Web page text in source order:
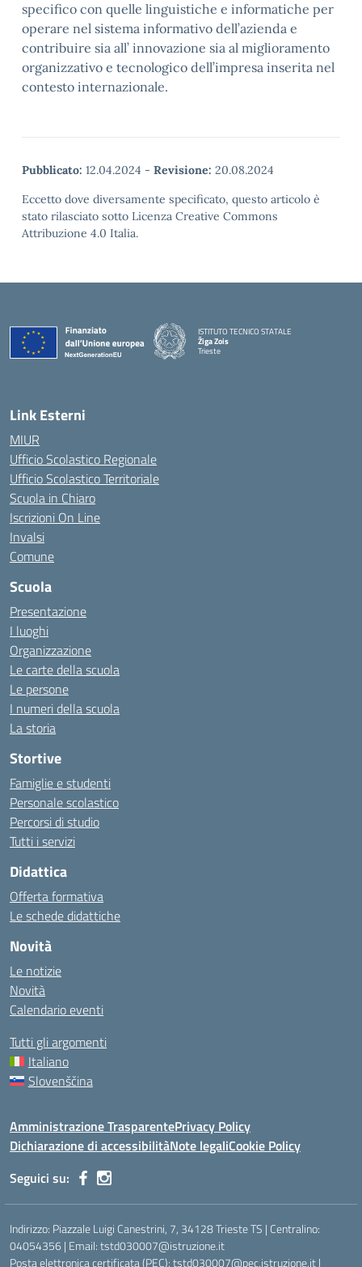
specifico con quelle linguistiche e informatiche per
operare nel sistema informativo dell’azienda e
contribuire sia all’ innovazione sia al miglioramento
organizzativo e tecnologico dell’impresa inserita nel
contesto internazionale.
Pubblicato: 12.04.2024 - Revisione: 20.08.2024
Eccetto dove diversamente specificato, questo articolo è
stato rilasciato sotto Licenza Creative Commons
Attribuzione 4.0 Italia.
ISTITUTO TECNICO STATALE
Žiga Zois
Trieste
Link Esterni
MIUR
Ufficio Scolastico Regionale
Ufficio Scolastico Territoriale
Scuola in Chiaro
Iscrizioni On Line
Invalsi
Comune
Scuola
Presentazione
I luoghi
Organizzazione
Le carte della scuola
Le persone
I numeri della scuola
La storia
Stortive
Famiglie e studenti
Personale scolastico
Percorsi di studio
Tutti i servizi
Didattica
Offerta formativa
Le schede didattiche
Novità
Le notizie
Novità
Calendario eventi
Tutti gli argomenti
Italiano
Slovenščina
Amministrazione TrasparentePrivacy Policy
Dichiarazione di accessibilitàNote legaliCookie Policy
Seguici su:
Indirizzo: Piazzale Luigi Canestrini, 7, 34128 Trieste TS | Centralino:
04054356 | Email: tstd030007@istruzione.it
Posta elettronica certificata (PEC): tstd030007@pec.istruzione.it |